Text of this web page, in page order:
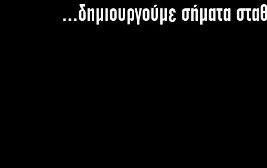
...δημιουργούμε σήματα